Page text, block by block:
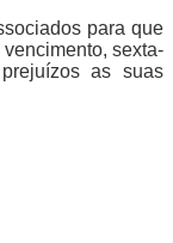
para que
sexta-
as suas